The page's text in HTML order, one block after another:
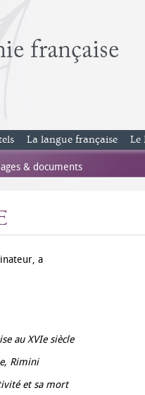
La langue française Le
& documents
a
au XVIe siècle
Rimini
et sa mort